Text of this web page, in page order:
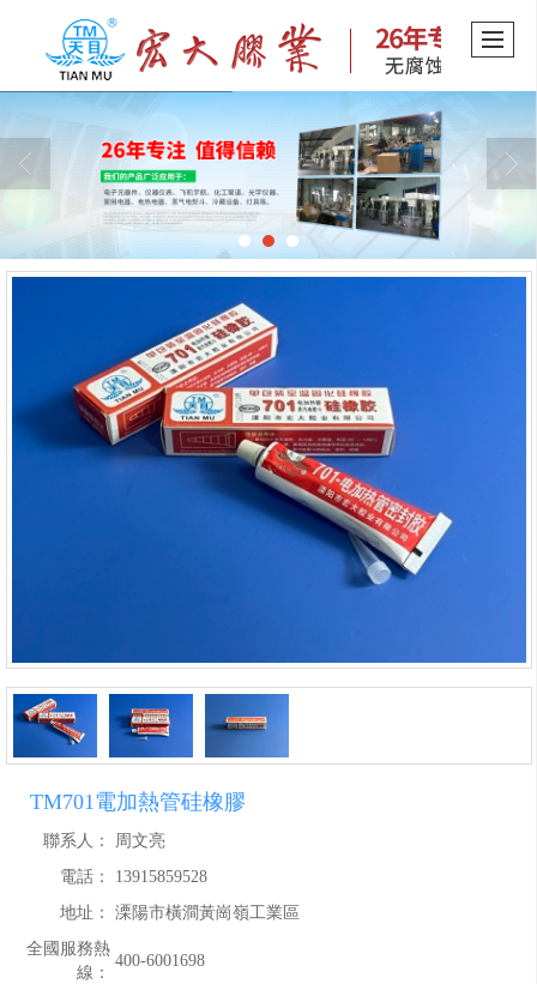
TM701電加熱管硅橡膠
聯系人：
周文亮
電話：
13915859528
地址：
溧陽市橫澗黃崗嶺工業區
全國服務熱
線：
400-6001698